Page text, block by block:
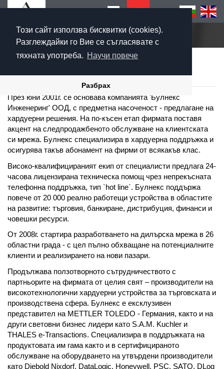
Този сайт използва бисквитки (cookies).
Разглеждайки го Вие се съгласявате с
тяхната употреба. Научи повече
Разбрах
Начало
ЗА БУЛНЕКС
През юни 2001г. се основава компанията 'Булнeкс
Инженеринг' ООД, с предметна насоченост - предлагане на
хардуерни решения. На по-късен етап фирмата поставя
акцент на следпродажбеното обслужване на клиентската
си мрежа. Булнекс специализира в хардуерна поддръжка и
осигурява такъв абонамент на фирми от всякакъв клас.
Високо-квалифицираният екип от специалисти предлага 24-
часова лицензирана техническа помощ чрез непрекъсната
телефонна поддръжка, тип `hot line`. Булнекс поддържа
повече от 20 000 реално работещи устройства в областите
на развитие: търговия, банкиране, дистрибуция, финанси и
човешки ресурси.
От 2008г. стартира разработването на дилърска мрежа в 26
областни града - с цел пълно обхващане на потенциалните
клиенти и реализирането на нови пазари.
Продължава ползотворното сътрудничеството с
партньорите на фирмата от целия свят – производители на
високотехнологични хардуерни устройства за търговската и
производствена сфера. Булнекс е ексклузивен
представител на METTLER TOLEDO - Германия, както и на
други световни бизнес лидери като S.A.M. Kuchler и
THALES e-Transactions. Специализира в поддръжката на
продуктовата им гама както и в сертифицираното
обслужване на оборудването на утвърдени производители
като Diebold Nixdorf, DataLogic, Honeywell, PSC, SATO, DLog